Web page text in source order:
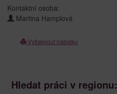
Kontaktní osoba:
Martina Hamplová
Vytisknout nabídku
Hledat práci v regionu: